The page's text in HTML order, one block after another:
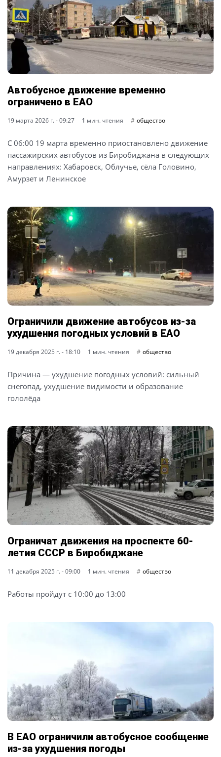
Автобусное движение временно
ограничено в ЕАО
19 марта 2026 г. - 09:27 1 мин. чтения общество
С 06:00 19 марта временно приостановлено движение
пассажирских автобусов из Биробиджана в следующих
направлениях: Хабаровск, Облучье, сёла Головино,
Амурзет и Ленинское
Ограничили движение автобусов из-за
ухудшения погодных условий в ЕАО
19 декабря 2025 г. - 18:10 1 мин. чтения общество
Причина — ухудшение погодных условий: сильный
снегопад, ухудшение видимости и образование
гололёда
Ограничат движения на проспекте 60-
летия СССР в Биробиджане
11 декабря 2025 г. - 09:00 1 мин. чтения общество
Работы пройдут с 10:00 до 13:00
В ЕАО ограничили автобусное сообщение
из-за ухудшения погоды